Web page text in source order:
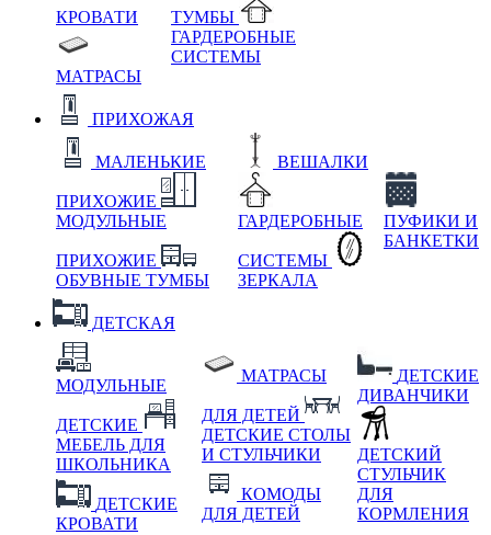
КРОВАТИ
МАТРАСЫ
ТУМБЫ
ГАРДЕРОБНЫЕ
СИСТЕМЫ
ПРИХОЖАЯ
МАЛЕНЬКИЕ
ПРИХОЖИЕ
МОДУЛЬНЫЕ
ПРИХОЖИЕ
ОБУВНЫЕ ТУМБЫ
ВЕШАЛКИ
ГАРДЕРОБНЫЕ
СИСТЕМЫ
ЗЕРКАЛА
ПУФИКИ И
БАНКЕТКИ
ДЕТСКАЯ
МОДУЛЬНЫЕ
ДЕТСКИЕ
МЕБЕЛЬ ДЛЯ
ШКОЛЬНИКА
ДЕТСКИЕ
КРОВАТИ
МАТРАСЫ
ДЛЯ ДЕТЕЙ
ДЕТСКИЕ СТОЛЫ
И СТУЛЬЧИКИ
КОМОДЫ
ДЛЯ ДЕТЕЙ
ДЕТСКИЕ
ДИВАНЧИКИ
ДЕТСКИЙ
СТУЛЬЧИК
ДЛЯ
КОРМЛЕНИЯ